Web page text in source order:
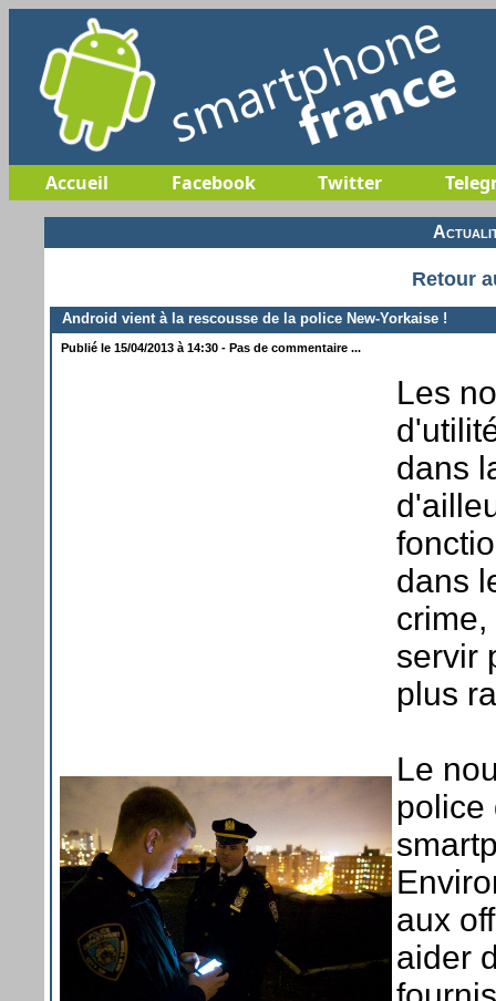
Accueil Facebook Twitter
Retour
Android vient à la rescousse de la police New-Yorkaise !
Publié le 15/04/2013 à 14:30 - Pas de commentaire ...
Les
dans
dans
servir
plus
Le
police
aux
aider